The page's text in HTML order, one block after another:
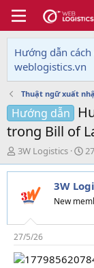
Hướng dẫn
weblogistics.vn
Thuật ngữ xuất
Hướng dẫn
trong Bill of
T
h
r
a
s
t
a
r
3W Logistics
N
g
à
y
g
i
3W
New
27/5/26